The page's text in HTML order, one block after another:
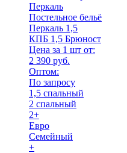
Перкаль
Постельное бельё
Перкаль 1,5
КПБ 1,5 Брюност
Цена за 1 шт от:
2 390 руб.
Оптом:
По запросу
1,5 спальный
2 спальный
2+
Евро
Семейный
+